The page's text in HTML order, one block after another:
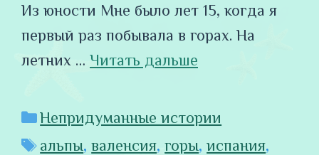
Из юности Мне было лет 15, когда я
первый раз побывала в горах. На
летних … Читать дальше
Рубрики
Непридуманные истории
Метки
альпы,валенсия,горы,испания,